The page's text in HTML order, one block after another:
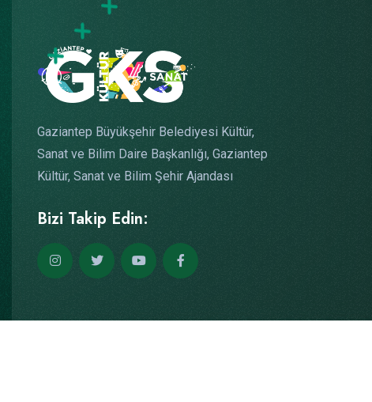
Gaziantep Büyükşehir Belediyesi Kültür,
Sanat ve Bilim Daire Başkanlığı, Gaziantep
Kültür, Sanat ve Bilim Şehir Ajandası
Bizi Takip Edin: